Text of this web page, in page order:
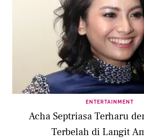
ENTERTAINMENT
Acha Septriasa Terharu
Terbelah di Langit